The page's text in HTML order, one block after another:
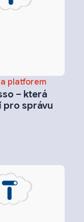
platforem
– která
pro správu